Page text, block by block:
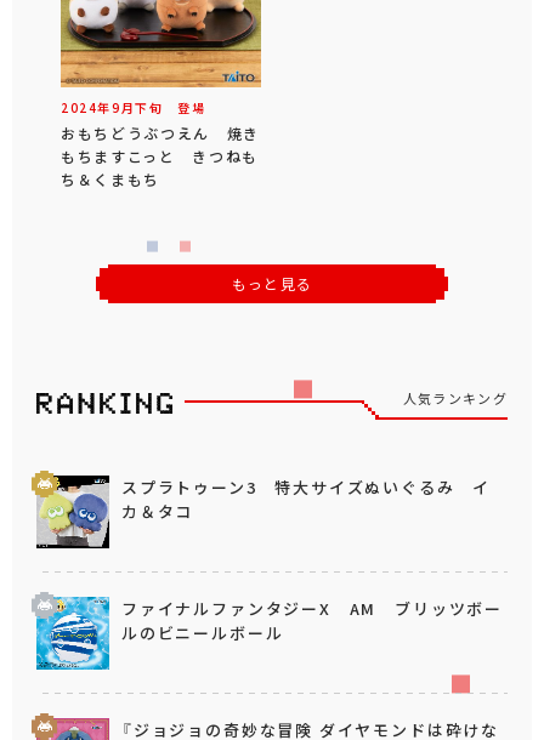
2024年9 月下旬 登場
おもちどうぶつえん 焼き
もちますこっと きつねも
ち＆くまもち
もっと見る
人気ランキング
スプラトゥーン3 特大サイズぬいぐるみ イ
カ＆タコ
ファイナルファンタジーX AM ブリッツボー
ルのビニールボール
『ジョジョの奇妙な冒険 ダイヤモンドは砕けな